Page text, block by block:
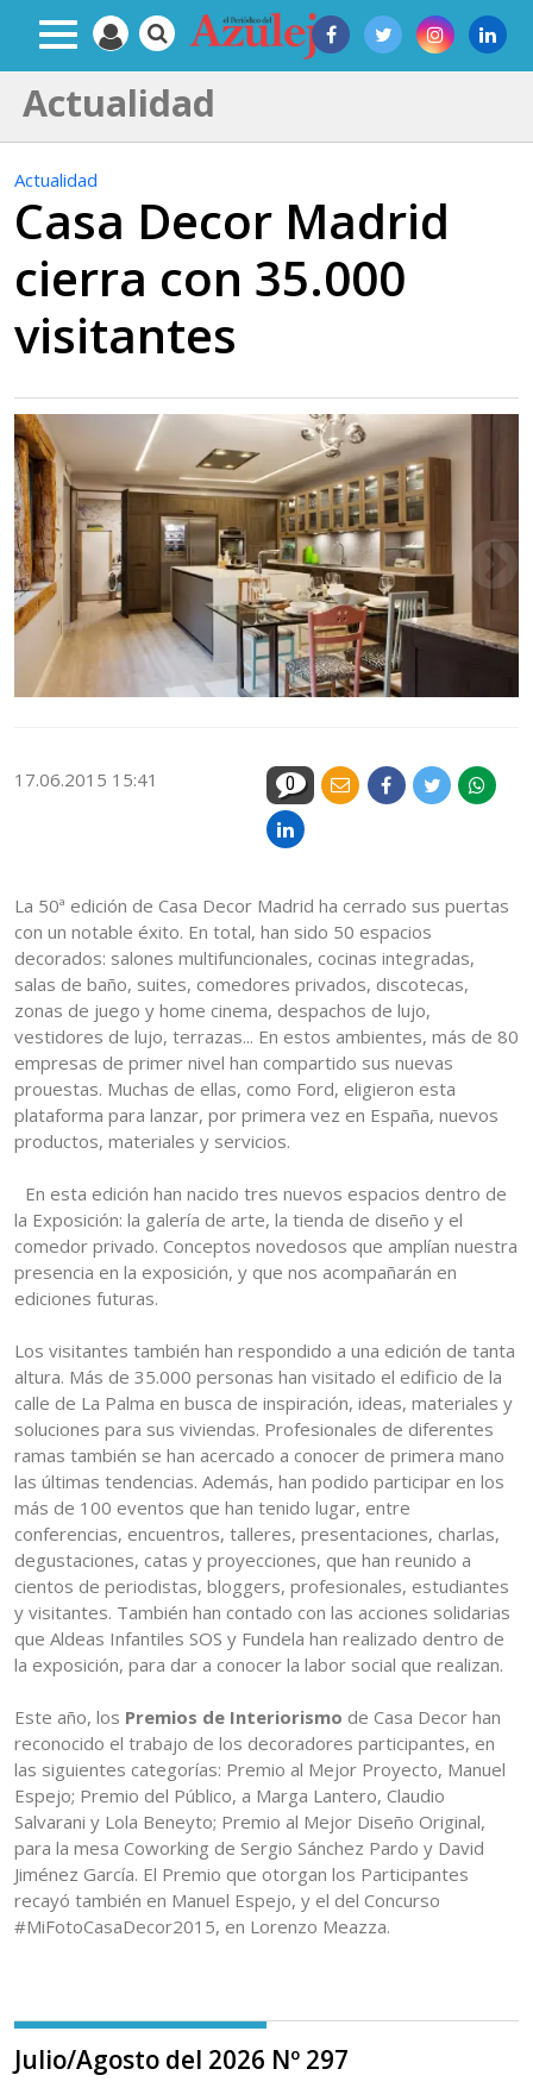
Actualidad
Actualidad
Casa Decor Madrid
cierra con 35.000
visitantes
17.06.2015 15:41 0
La 50ª edición de Casa Decor Madrid ha cerrado sus puertas
con un notable éxito. En total, han sido 50 espacios
decorados: salones multifuncionales, cocinas integradas,
salas de baño, suites, comedores privados, discotecas,
zonas de juego y home cinema, despachos de lujo,
vestidores de lujo, terrazas... En estos ambientes, más de 80
empresas de primer nivel han compartido sus nuevas
prouestas. Muchas de ellas, como Ford, eligieron esta
plataforma para lanzar, por primera vez en España, nuevos
productos, materiales y servicios.
En esta edición han nacido tres nuevos espacios dentro de
la Exposición: la galería de arte, la tienda de diseño y el
comedor privado. Conceptos novedosos que amplían nuestra
presencia en la exposición, y que nos acompañarán en
ediciones futuras.
Los visitantes también han respondido a una edición de tanta
altura. Más de 35.000 personas han visitado el edificio de la
calle de La Palma en busca de inspiración, ideas, materiales y
soluciones para sus viviendas. Profesionales de diferentes
ramas también se han acercado a conocer de primera mano
las últimas tendencias. Además, han podido participar en los
más de 100 eventos que han tenido lugar, entre
conferencias, encuentros, talleres, presentaciones, charlas,
degustaciones, catas y proyecciones, que han reunido a
cientos de periodistas, bloggers, profesionales, estudiantes
y visitantes. También han contado con las acciones solidarias
que Aldeas Infantiles SOS y Fundela han realizado dentro de
la exposición, para dar a conocer la labor social que realizan.
Este año, los Premios de Interiorismo de Casa Decor han
reconocido el trabajo de los decoradores participantes, en
las siguientes categorías: Premio al Mejor Proyecto, Manuel
Espejo; Premio del Público, a Marga Lantero, Claudio
Salvarani y Lola Beneyto; Premio al Mejor Diseño Original,
para la mesa Coworking de Sergio Sánchez Pardo y David
Jiménez García. El Premio que otorgan los Participantes
recayó también en Manuel Espejo, y el del Concurso
#MiFotoCasaDecor2015, en Lorenzo Meazza.
Julio/Agosto del 2026 Nº 297